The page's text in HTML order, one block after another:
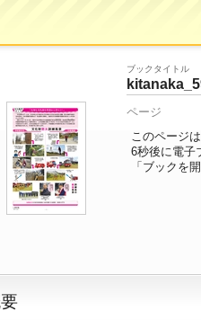
ブックタイトル
ページ
このページ
6秒後に電子
「ブックを